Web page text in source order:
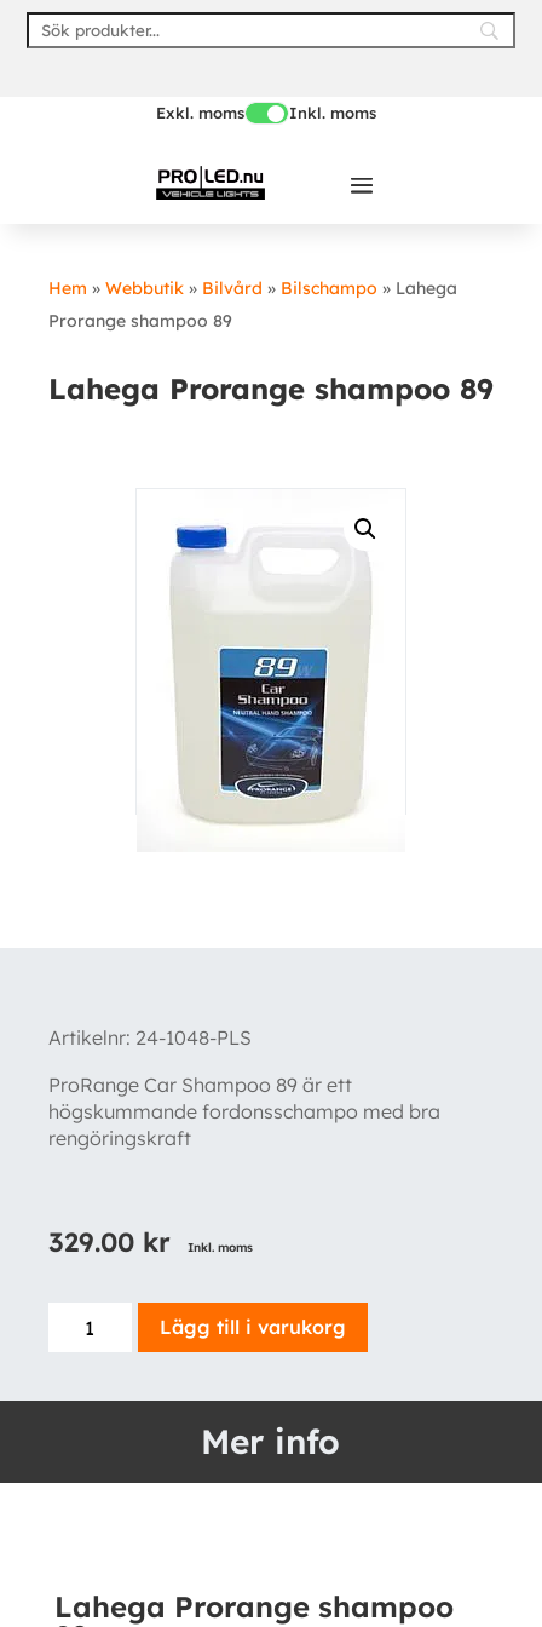
Skip
Exkl. moms Inkl. moms
Hem » Webbutik » Bilvård » Bilschampo » Lahega
Prorange shampoo 89
Lahega Prorange shampoo 89
Artikelnr: 24-1048-PLS
ProRange Car Shampoo 89 är ett
högskummande fordonsschampo med bra
rengöringskraft
329.00 kr Inkl. moms
Lahega
Lägg till i varukorg
Mer info
Lahega Prorange shampoo